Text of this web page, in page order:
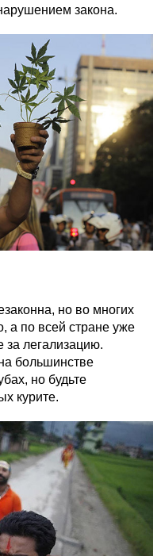
закона.
но во многих
а по всей стране уже
за легализацию.
большинстве
но будьте
курите.